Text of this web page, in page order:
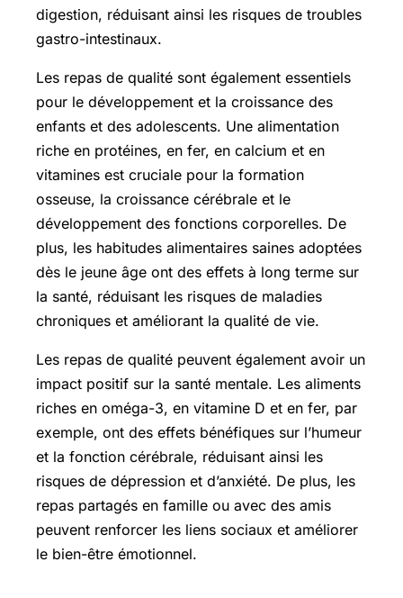
digestion, réduisant ainsi les risques de troubles
gastro-intestinaux.
Les repas de qualité sont également essentiels
pour le développement et la croissance des
enfants et des adolescents. Une alimentation
riche en protéines, en fer, en calcium et en
vitamines est cruciale pour la formation
osseuse, la croissance cérébrale et le
développement des fonctions corporelles. De
plus, les habitudes alimentaires saines adoptées
dès le jeune âge ont des effets à long terme sur
la santé, réduisant les risques de maladies
chroniques et améliorant la qualité de vie.
Les repas de qualité peuvent également avoir un
impact positif sur la santé mentale. Les aliments
riches en oméga-3, en vitamine D et en fer, par
exemple, ont des effets bénéfiques sur l’humeur
et la fonction cérébrale, réduisant ainsi les
risques de dépression et d’anxiété. De plus, les
repas partagés en famille ou avec des amis
peuvent renforcer les liens sociaux et améliorer
le bien-être émotionnel.